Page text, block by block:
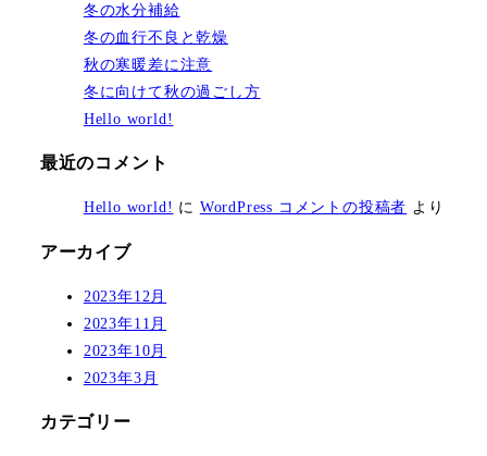
冬の水分補給
冬の血行不良と乾燥
秋の寒暖差に注意
冬に向けて秋の過ごし方
Hello world!
最近のコメント
Hello world! に WordPress コメントの投稿者 より
アーカイブ
2023年12月
2023年11月
2023年10月
2023年3月
カテゴリー